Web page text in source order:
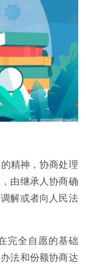
精神，协商处理
由继承人协商确
解或者向人民法
完全自愿的基础
法和份额协商达